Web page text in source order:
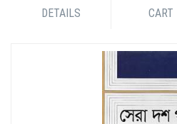
DETAILS CART